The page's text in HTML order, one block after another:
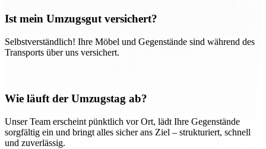
Ist mein Umzugsgut versichert?
Selbstverständlich! Ihre Möbel und Gegenstände sind während des
Transports über uns versichert.
Wie läuft der Umzugstag ab?
Unser Team erscheint pünktlich vor Ort, lädt Ihre Gegenstände
sorgfältig ein und bringt alles sicher ans Ziel – strukturiert, schnell
und zuverlässig.